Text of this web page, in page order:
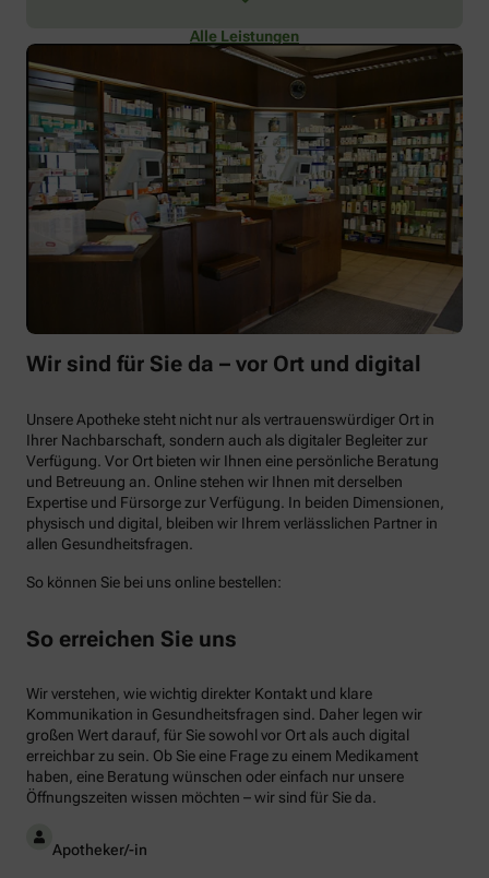
Alle Leistungen
Wir sind für Sie da – vor Ort und digital
Unsere Apotheke steht nicht nur als vertrauenswürdiger Ort in
Ihrer Nachbarschaft, sondern auch als digitaler Begleiter zur
Verfügung. Vor Ort bieten wir Ihnen eine persönliche Beratung
und Betreuung an. Online stehen wir Ihnen mit derselben
Expertise und Fürsorge zur Verfügung. In beiden Dimensionen,
physisch und digital, bleiben wir Ihrem verlässlichen Partner in
allen Gesundheitsfragen.
So können Sie bei uns online bestellen:
So erreichen Sie uns
Wir verstehen, wie wichtig direkter Kontakt und klare
Kommunikation in Gesundheitsfragen sind. Daher legen wir
großen Wert darauf, für Sie sowohl vor Ort als auch digital
erreichbar zu sein. Ob Sie eine Frage zu einem Medikament
haben, eine Beratung wünschen oder einfach nur unsere
Öffnungszeiten wissen möchten – wir sind für Sie da.
Apotheker/-in